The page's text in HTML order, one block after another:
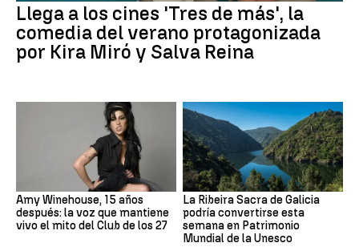
Llega a los cines 'Tres de más', la
comedia del verano protagonizada
por Kira Miró y Salva Reina
Amy Winehouse, 15 años
después: la voz que mantiene
vivo el mito del Club de los 27
La Ribeira Sacra de Galicia
podría convertirse esta
semana en Patrimonio
Mundial de la Unesco